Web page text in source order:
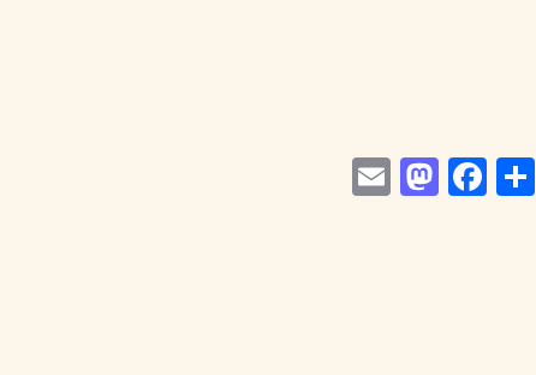
Share
Facebook
Mastodon